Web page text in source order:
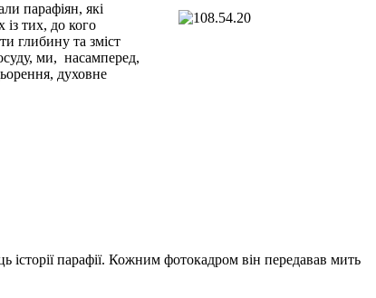
парафіян, які
тих, до кого
глибину та зміст
ми, насамперед,
духовне
історії парафії. Кожним фотокадром він передавав мить